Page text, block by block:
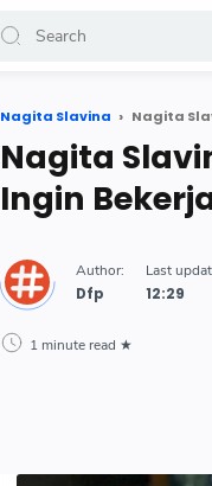
Nagita Slavina Nagita
Nagita
Ingin
Dfp
1 minute read